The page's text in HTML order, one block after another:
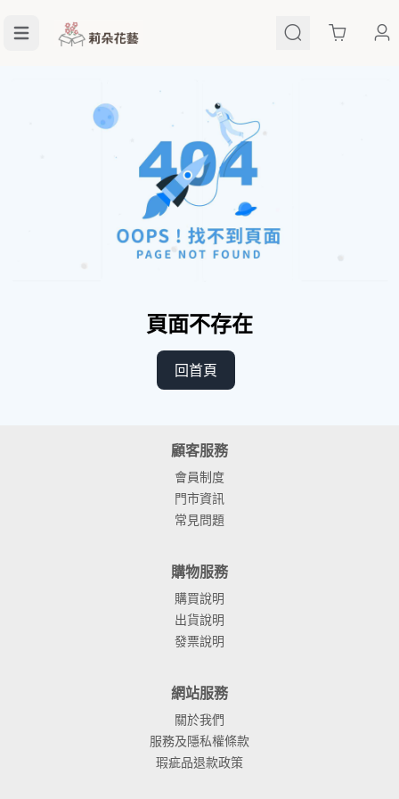
Cart
頁面不存在
回首頁
顧客服務
會員制度
門市資訊
常見問題
購物服務
購買說明
出貨說明
發票說明
網站服務
關於我們
服務及隱私權條款
瑕疵品退款政策